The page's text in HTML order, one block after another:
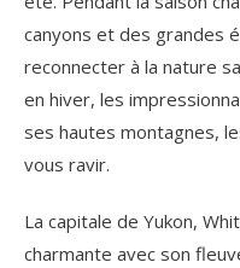
canyons et des grandes
reconnecter à la nature
en hiver, les
ses hautes montagnes,
vous ravir.
La capitale de Yukon,
charmante avec son